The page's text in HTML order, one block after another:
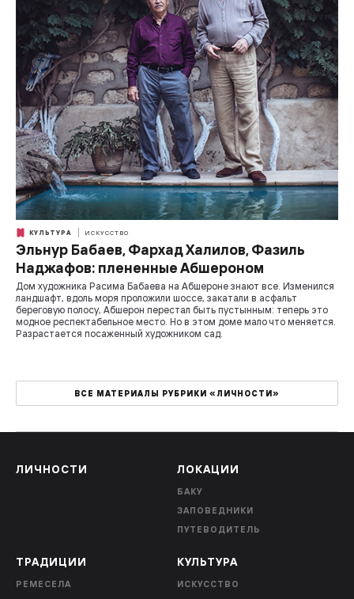
КУЛЬТУРА ИСКУССТВО
Эльнур Бабаев, Фархад Халилов, Фазиль
Наджафов: плененные Абшероном
Дом художника Расима Бабаева на Абшероне знают все. Изменился
ландшафт, вдоль моря проложили шоссе, закатали в асфальт
береговую полосу, Абшерон перестал быть пустынным: теперь это
модное респектабельное место. Но в этом доме мало что меняется.
Разрастается посаженный художником сад.
ВСЕ МАТЕРИАЛЫ РУБРИКИ «ЛИЧНОСТИ»
ЛИЧНОСТИ ЛОКАЦИИ
БАКУ
ЗАПОВЕДНИКИ
ПУТЕВОДИТЕЛЬ
ТРАДИЦИИ
РЕМЕСЕЛА
КУЛЬТУРА
ИСКУССТВО